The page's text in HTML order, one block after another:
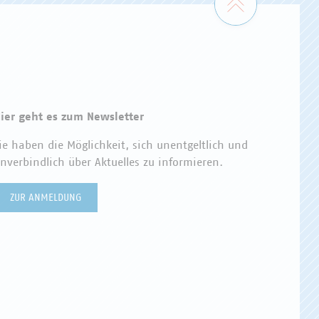
geht es zum Newsletter
haben die Möglichkeit, sich unentgeltlich und
über Aktuelles zu informieren.
ZUR ANMELDUNG